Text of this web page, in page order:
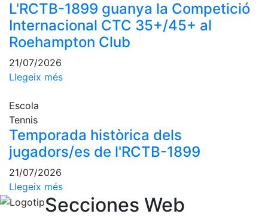
Normativa
Pàdel
Escola de
Pàdel
Campionat
Quadre
d'Honor
Històric
del
Campionat
Social
L'RCTB-1899 guanya la Competició
Internacional CTC 35+/45+ al
Roehampton Club
21/07/2026
Llegeix més
Escola
Tennis
Temporada històrica dels
jugadors/es de l'RCTB-1899
21/07/2026
Llegeix més
Secciones Web